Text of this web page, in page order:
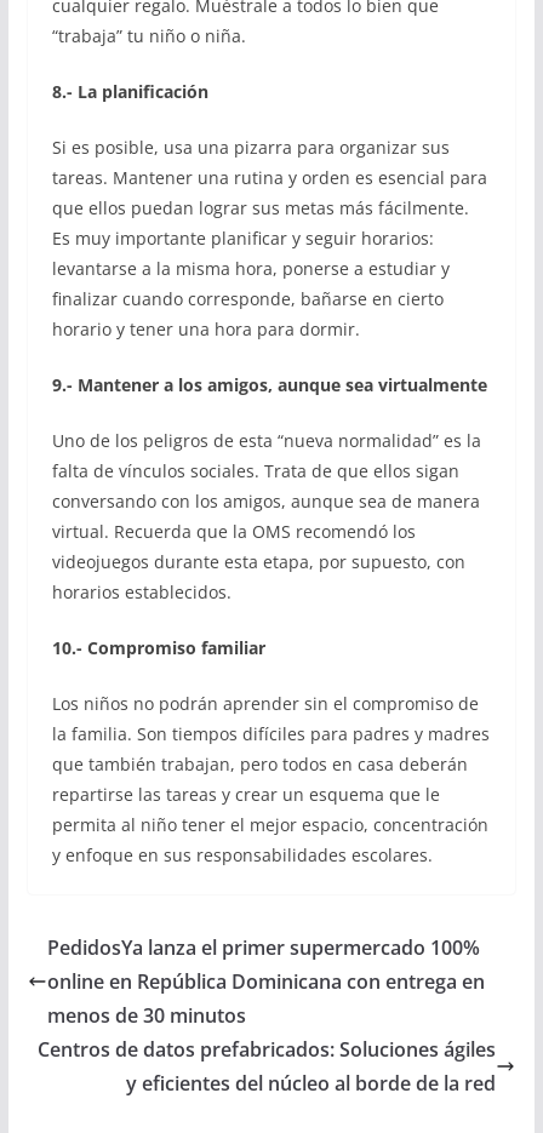
cualquier regalo. Muéstrale a todos lo bien que
“trabaja” tu niño o niña.
8.- La planificación
Si es posible, usa una pizarra para organizar sus
tareas. Mantener una rutina y orden es esencial para
que ellos puedan lograr sus metas más fácilmente.
Es muy importante planificar y seguir horarios:
levantarse a la misma hora, ponerse a estudiar y
finalizar cuando corresponde, bañarse en cierto
horario y tener una hora para dormir.
9.- Mantener a los amigos, aunque sea virtualmente
Uno de los peligros de esta “nueva normalidad” es la
falta de vínculos sociales. Trata de que ellos sigan
conversando con los amigos, aunque sea de manera
virtual. Recuerda que la OMS recomendó los
videojuegos durante esta etapa, por supuesto, con
horarios establecidos.
10.- Compromiso familiar
Los niños no podrán aprender sin el compromiso de
la familia. Son tiempos difíciles para padres y madres
que también trabajan, pero todos en casa deberán
repartirse las tareas y crear un esquema que le
permita al niño tener el mejor espacio, concentración
y enfoque en sus responsabilidades escolares.
PedidosYa lanza el primer supermercado 100%
online en República Dominicana con entrega en
menos de 30 minutos
Centros de datos prefabricados: Soluciones ágiles
y eficientes del núcleo al borde de la red